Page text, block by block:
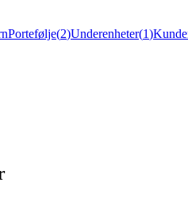
Portefølje(2)Underenheter(1)